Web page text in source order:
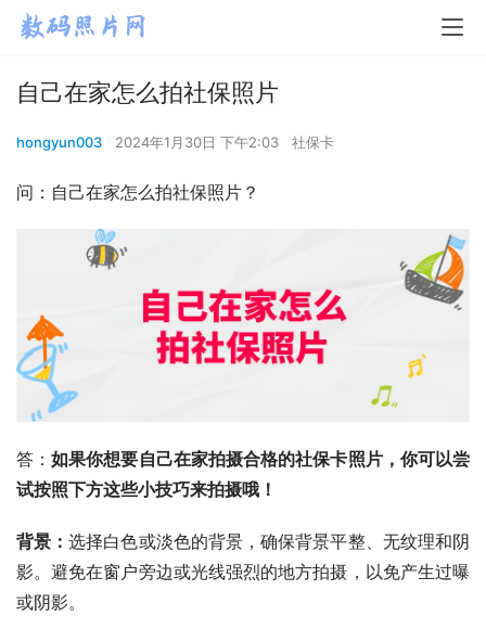
自己在家怎么拍社保照片
hongyun003 2024年1月30日 下午2:03 社保卡
问：自己在家怎么拍社保照片？
答：如果你想要自己在家拍摄合格的社保卡照片，你可以尝
试按照下方这些小技巧来拍摄哦！
背景：选择白色或淡色的背景，确保背景平整、无纹理和阴
影。避免在窗户旁边或光线强烈的地方拍摄，以免产生过曝
或阴影。